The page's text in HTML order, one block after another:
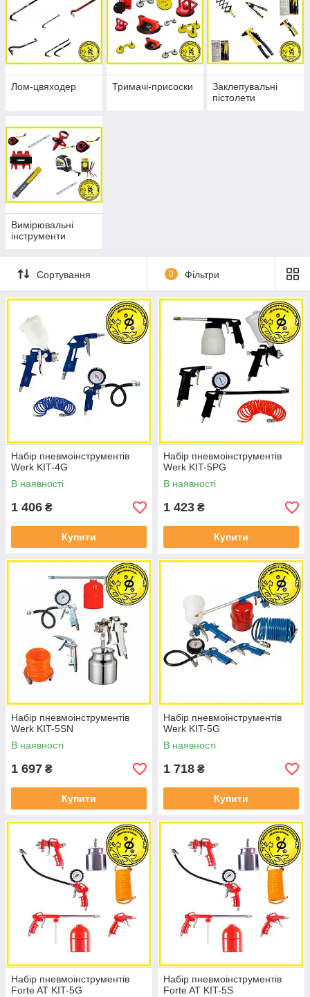
Лом-цвяходер Тримачі-присоски
Заклепувальні
пістолети
Вимірювальні
інструменти
Сортування 0 Фільтри
Набір пневмоінструментів
Werk KIT-4G
В наявності
1 406 ₴
Купити
Набір пневмоінструментів
Werk KIT-5PG
В наявності
1 423 ₴
Купити
Набір пневмоінструментів
Werk KIT-5SN
В наявності
1 697 ₴
Купити
Набір пневмоінструментів
Werk KIT-5G
В наявності
1 718 ₴
Купити
Набір пневмоінструментів
Forte AT KIT-5G
Набір пневмоінструментів
Forte AT KIT-5S